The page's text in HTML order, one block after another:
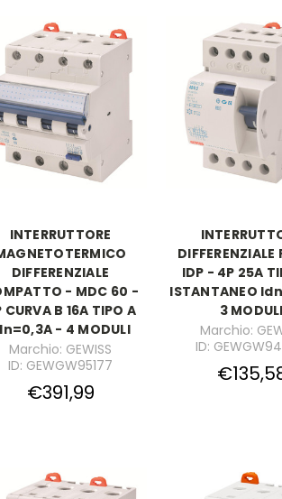
INTERRUTTORE
DIFFERENZIALE
- MDC 60 -
CURVA B 16A TIPO A
- 4 MODULI
Marchio: GEWISS
ID: GEWGW95177
€391,99
DIFFERENZIALE
IDP - 4P 25A
ISTANTANEO
3 MODULI
Marchio:
ID: